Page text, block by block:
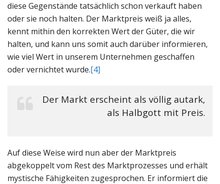
diese Gegenstände tatsächlich schon verkauft haben
oder sie noch halten. Der Marktpreis weiß ja alles,
kennt mithin den korrekten Wert der Güter, die wir
halten, und kann uns somit auch darüber informieren,
wie viel Wert in unserem Unternehmen geschaffen
oder vernichtet wurde.[4]
Der Markt erscheint als völlig autark,
als Halbgott mit Preis.
Auf diese Weise wird nun aber der Marktpreis
abgekoppelt vom Rest des Marktprozesses und erhält
mystische Fähigkeiten zugesprochen. Er informiert die